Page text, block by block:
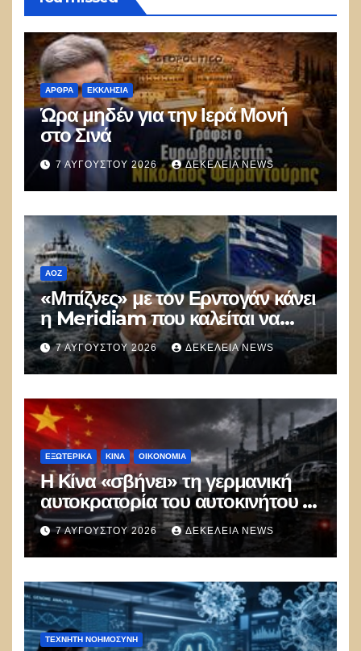
ΑΡΘΡΑ ΕΚΚΛΗΣΊΑ
Ώρα μηδέν για την Ιερά Μονή
στο Σινά
7 ΑΥΓΟΎΣΤΟΥ 2026 ΔΕΚΈΛΕΙΑ NEWS
ΑΟΖ
«Μπίζνες» με τον Ερντογάν κάνει
η Meridiam που καλείται να
ξεμπλοκάρει το καλώδιο
Ελλάδας–Κύπρου
7 ΑΥΓΟΎΣΤΟΥ 2026 ΔΕΚΈΛΕΙΑ NEWS
ΕΞΩΤΕΡΙΚΑ ΚΊΝΑ ΟΙΚΟΝΟΜΙΑ
Η Κίνα «σβήνει» τη γερμανική
αυτοκρατορία του αυτοκινήτου –
100.000 απολύσεις, λουκέτα και
πολιτικός πανικός
7 ΑΥΓΟΎΣΤΟΥ 2026 ΔΕΚΈΛΕΙΑ NEWS
ΤΕΧΝΗΤΉ ΝΟΗΜΟΣΎΝΗ